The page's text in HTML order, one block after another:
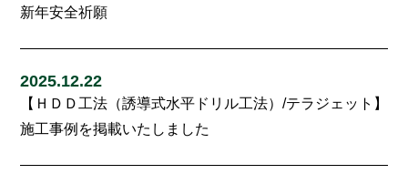
新年安全祈願
2025.12.22
【ＨＤＤ工法（誘導式水平ドリル工法）/テラジェット】
施工事例を掲載いたしました